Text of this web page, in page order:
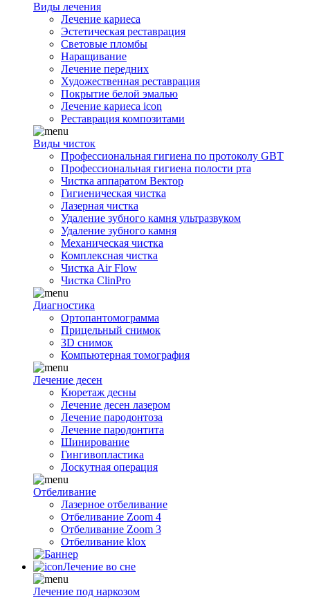
Виды лечения
Лечение кариеса
Эстетическая реставрация
Световые пломбы
Наращивание
Лечение передних
Художественная реставрация
Покрытие белой эмалью
Лечение кариеса icon
Реставрация композитами
Виды чисток
Профессиональная гигиена по протоколу GBT
Профессиональная гигиена полости рта
Чистка аппаратом Вектор
Гигиеническая чистка
Лазерная чистка
Удаление зубного камня ультразвуком
Удаление зубного камня
Механическая чистка
Комплексная чистка
Чистка Air Flow
Чистка ClinPro
Диагностика
Ортопантомограмма
Прицельный снимок
3D снимок
Компьютерная томография
Лечение десен
Кюретаж десны
Лечение десен лазером
Лечение пародонтоза
Лечение пародонтита
Шинирование
Гингивопластика
Лоскутная операция
Отбеливание
Лазерное отбеливание
Отбеливание Zoom 4
Отбеливание Zoom 3
Отбеливание klox
Лечение во сне
Лечение под наркозом